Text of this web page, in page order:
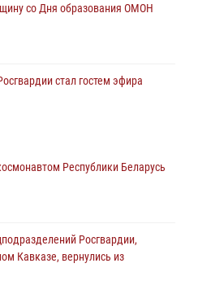
со Дня образования ОМОН
стал гостем эфира
Республики Беларусь
Росгвардии,
Кавказе, вернулись из